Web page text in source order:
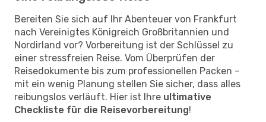
Bereiten Sie sich auf Ihr Abenteuer von Frankfurt
nach Vereinigtes Königreich Großbritannien und
Nordirland vor? Vorbereitung ist der Schlüssel zu
einer stressfreien Reise. Vom Überprüfen der
Reisedokumente bis zum professionellen Packen –
mit ein wenig Planung stellen Sie sicher, dass alles
reibungslos verläuft. Hier ist Ihre ultimative
Checkliste für die Reisevorbereitung!